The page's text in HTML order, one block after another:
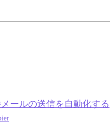
ールの送信を自動化する